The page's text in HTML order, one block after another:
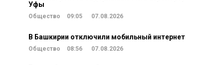
Уфы
Общество 09:05 07.08.2026
В Башкирии отключили мобильный интернет
Общество 08:56 07.08.2026